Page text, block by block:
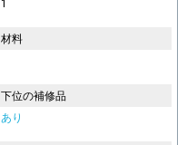
1
材料
下位の補修品
あり